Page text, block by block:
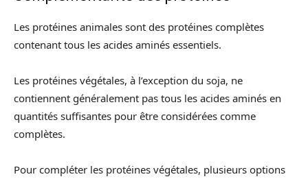
Les protéines animales sont des protéines complètes
contenant tous les acides aminés essentiels.
Les protéines végétales, à l’exception du soja, ne
contiennent généralement pas tous les acides aminés en
quantités suffisantes pour être considérées comme
complètes.
Pour compléter les protéines végétales, plusieurs options